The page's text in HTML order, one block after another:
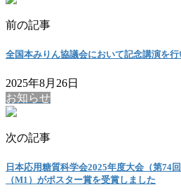
前の記事
全国本みりん協議会において記念講演を行
2025年8月26日
お知らせ
次の記事
日本応用糖質科学会2025年度大会（第74
（M1）がポスター賞を受賞しました